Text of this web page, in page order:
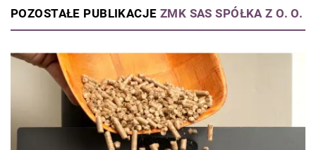
zagadnienia w przystępny sposób. Poza pracą najchętniej
spędza czas z rodziną podczas weekendowych wycieczek.
POZOSTAŁE PUBLIKACJE ZMK SAS SPÓŁKA Z O. O.